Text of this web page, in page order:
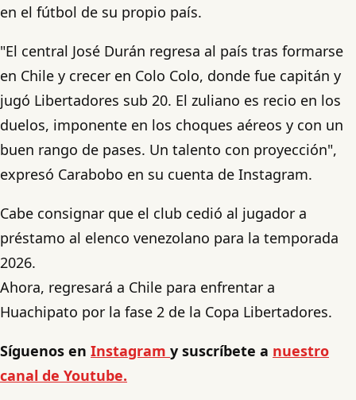
en el fútbol de su propio país.
"El central José Durán regresa al país tras formarse
en Chile y crecer en Colo Colo, donde fue capitán y
jugó Libertadores sub 20. El zuliano es recio en los
duelos, imponente en los choques aéreos y con un
buen rango de pases. Un talento con proyección",
expresó Carabobo en su cuenta de Instagram.
Cabe consignar que el club cedió al jugador a
préstamo al elenco venezolano para la temporada
2026.
Ahora, regresará a Chile para enfrentar a
Huachipato por la fase 2 de la Copa Libertadores.
Síguenos en Instagram y suscríbete a nuestro
canal de Youtube.